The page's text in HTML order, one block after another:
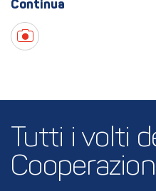
Tutti i volti